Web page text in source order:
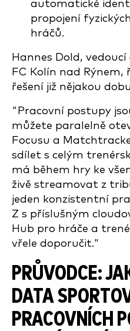
automatické
propojení
hráčů.
Hannes Dold,
FC Kolín nad Rýnem,
řešení již nějakou
"Pracovní postupy
můžete paralelně
Focusu a
sdílet s celým
má během hry ke
živě streamovat z
jeden konzistentní
Z s příslušným
Hub pro hráče a
vřele doporučit."
PRŮVODCE:
DATA
PRACOVNÍCH